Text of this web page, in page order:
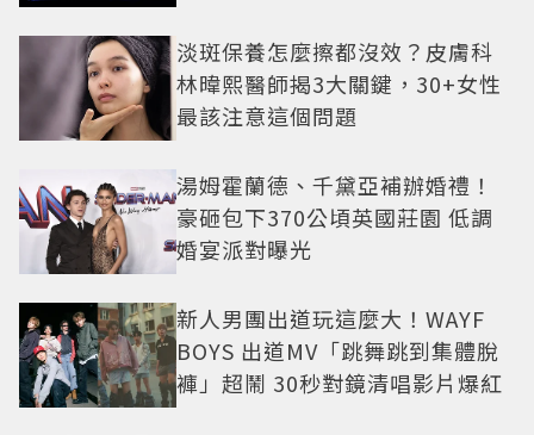
淡斑保養怎麼擦都沒效？皮膚科
林暐熙醫師揭3大關鍵，30+女性
最該注意這個問題
湯姆霍蘭德、千黛亞補辦婚禮！
豪砸包下370公頃英國莊園 低調
婚宴派對曝光
新人男團出道玩這麼大！WAYF
BOYS 出道MV「跳舞跳到集體脫
褲」超鬧 30秒對鏡清唱影片爆紅